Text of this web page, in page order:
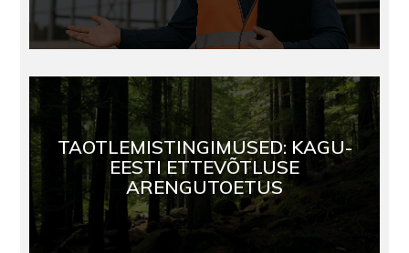
TAOTLEMISTINGIMUSED: KAGU-
EESTI ETTEVÕTLUSE
ARENGUTOETUS